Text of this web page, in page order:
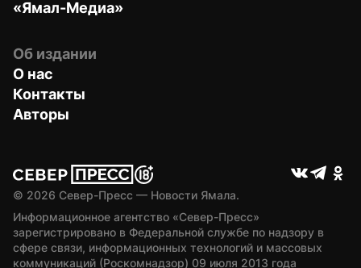
«Ямал-Медиа»
Об издании
О нас
Контакты
Авторы
© 2026 Север-Пресс — Новости Ямала.
Информационное агентство «Север-Пресс»
зарегистрировано в Федеральной службе по надзору в
сфере связи, информационных технологий и массовых
коммуникаций (Роскомнадзор) 09 июля 2013 года